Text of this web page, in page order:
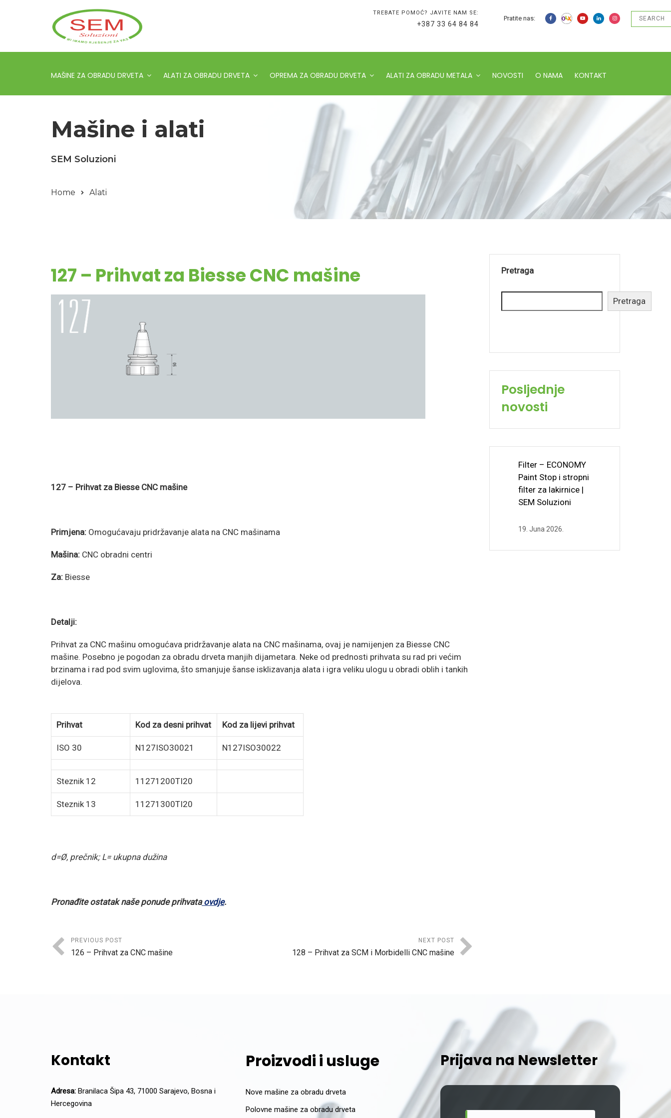
TREBATE POMOĆ? JAVITE NAM SE:
+387 33 64 84 84
Pratite nas:
MAŠINE ZA OBRADU DRVETA ALATI ZA OBRADU DRVETA OPREMA ZA OBRADU DRVETA ALATI ZA OBRADU METALA NOVOSTI O NAMA KONTAKT
Mašine i alati
SEM Soluzioni
Home Alati
127 – Prihvat za Biesse CNC mašine
127 – Prihvat za Biesse CNC mašine
Primjena: Omogućavaju pridržavanje alata na CNC mašinama
Mašina: CNC obradni centri
Za: Biesse
Detalji:
Prihvat za CNC mašinu omogućava pridržavanje alata na CNC mašinama, ovaj je namijenjen za Biesse CNC
mašine. Posebno je pogodan za obradu drveta manjih dijametara. Neke od prednosti prihvata su rad pri većim
brzinama i rad pod svim uglovima, što smanjuje šanse isklizavanja alata i igra veliku ulogu u obradi oblih i tankih
dijelova.
Prihvat Kod za desni prihvat Kod za lijevi prihvat
ISO 30 N127ISO30021 N127ISO30022
Steznik 12 11271200TI20
Steznik 13 11271300TI20
d=Ø, prečnik; L= ukupna dužina
Pronađite ostatak naše ponude prihvataovdje.
PREVIOUS POST
126 – Prihvat za CNC mašine
NEXT POST
128 – Prihvat za SCM i Morbidelli CNC mašine
Pretraga
Pretraga
Posljednje
novosti
Filter – ECONOMY
Paint Stop i stropni
filter za lakirnice |
SEM Soluzioni
19. Juna 2026.
Kontakt
Adresa: Branilaca Šipa 43, 71000 Sarajevo, Bosna i
Hercegovina
Proizvodi i usluge
Nove mašine za obradu drveta
Polovne mašine za obradu drveta
Prijava na Newsletter